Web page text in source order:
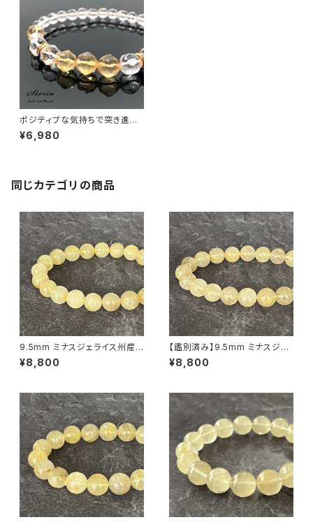
ポジティブな気持ちで突き進む
スターカット天然シトリン×カット
クォーツ ブレスレット
¥6,980
同じカテゴリの商品
9.5mm ミナスジェライス州産
ゴールデン ルチルクォーツ ブレ
スレット【鑑別済み・画像現物・R
¥8,800
【鑑別済み】9.5mm ミナスジェ
ライス州産 ゴールデン ルチルク
ォーツ ブレスレット【画像現物・
¥8,800